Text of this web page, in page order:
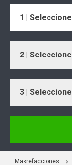
1 |
2 |
3 |
Masrefacciones